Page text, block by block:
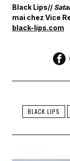
Black Lips//
mai chez Vice
black-lips.com
BLACK LIPS